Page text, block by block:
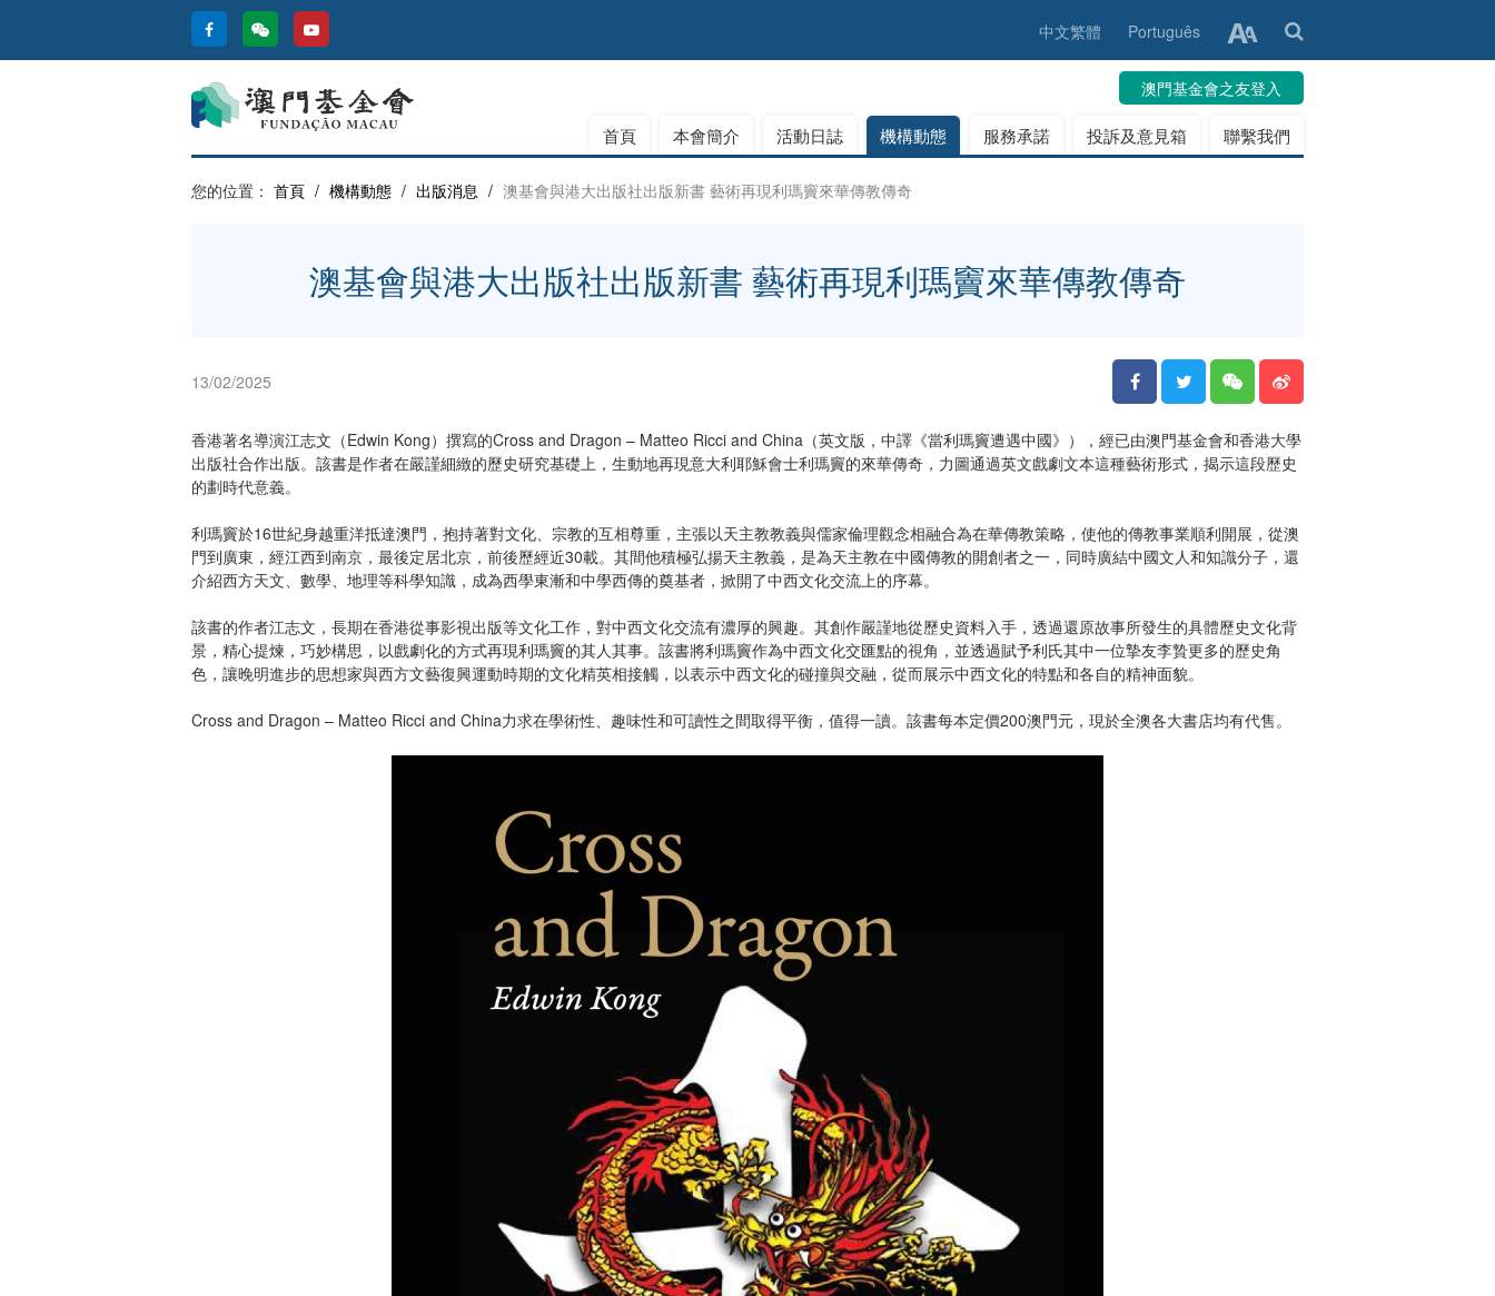
中文繁體 Português
澳門基金會之友登入
首頁 本會簡介 活動日誌 機構動態 服務承諾 投訴及意見箱 聯繫我們
您的位置： 首頁 / 機構動態 / 出版消息 / 澳基會與港大出版社出版新書 藝術再現利瑪竇來華傳教傳奇
澳基會與港大出版社出版新書 藝術再現利瑪竇來華傳教傳奇
13/02/2025
香港著名導演江志文（Edwin Kong）撰寫的Cross and Dragon – Matteo Ricci and China（英文版，中譯《當利瑪竇遭遇中國》），經已由澳門基金會和香港大學
出版社合作出版。該書是作者在嚴謹細緻的歷史研究基礎上，生動地再現意大利耶穌會士利瑪竇的來華傳奇，力圖通過英文戲劇文本這種藝術形式，揭示這段歷史
的劃時代意義。
利瑪竇於16世紀身越重洋抵達澳門，抱持著對文化、宗教的互相尊重，主張以天主教教義與儒家倫理觀念相融合為在華傳教策略，使他的傳教事業順利開展，從澳
門到廣東，經江西到南京，最後定居北京，前後歷經近30載。其間他積極弘揚天主教義，是為天主教在中國傳教的開創者之一，同時廣結中國文人和知識分子，還
介紹西方天文、數學、地理等科學知識，成為西學東漸和中學西傳的奠基者，掀開了中西文化交流上的序幕。
該書的作者江志文，長期在香港從事影視出版等文化工作，對中西文化交流有濃厚的興趣。其創作嚴謹地從歷史資料入手，透過還原故事所發生的具體歷史文化背
景，精心提煉，巧妙構思，以戲劇化的方式再現利瑪竇的其人其事。該書將利瑪竇作為中西文化交匯點的視角，並透過賦予利氏其中一位摯友李贄更多的歷史角
色，讓晚明進步的思想家與西方文藝復興運動時期的文化精英相接觸，以表示中西文化的碰撞與交融，從而展示中西文化的特點和各自的精神面貌。
Cross and Dragon – Matteo Ricci and China力求在學術性、趣味性和可讀性之間取得平衡，值得一讀。該書每本定價200澳門元，現於全澳各大書店均有代售。